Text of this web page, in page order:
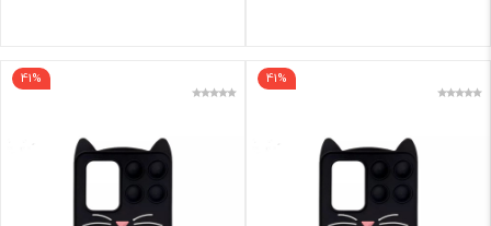
41%
41%